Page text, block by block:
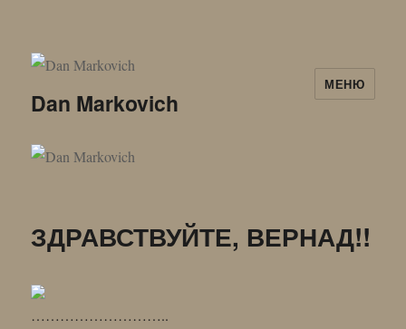
Dan Markovich
МЕНЮ
ЗДРАВСТВУЙТЕ, ВЕРНАД!!
………………………..